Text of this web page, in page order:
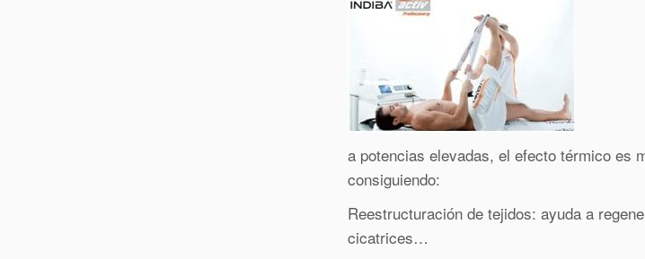
a potencias elevadas, el efecto térmico es
consiguiendo:
Reestructuración de tejidos: ayuda a
cicatrices…